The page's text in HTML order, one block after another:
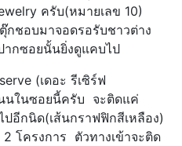
ครับ(หมายเลข 10)
กชอบมาจอดรอรับชาวต่าง
กซอยนั้นยิ่งดูแคบไป
(เดอะ รีเซิร์ฟ
นในซอยนี้ครับ จะติดแค่
ปอีกนิด(เส้นกราฟฟิกสีเหลือง)
โครงการ ตัวทางเข้าจะติด